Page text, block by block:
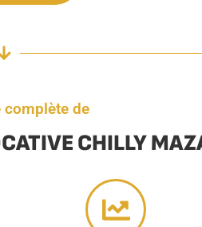
complète de
CHILLY